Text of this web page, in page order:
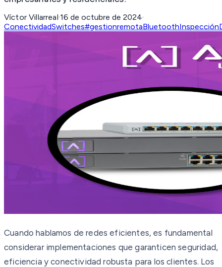
Víctor Villarreal·16 de octubre de 2024·
ConectividadSwitches#gestionremotaBluetooth
Cuando hablamos de redes eficientes, es fundamental
considerar implementaciones que garanticen seguridad,
eficiencia y conectividad robusta para los clientes. Los